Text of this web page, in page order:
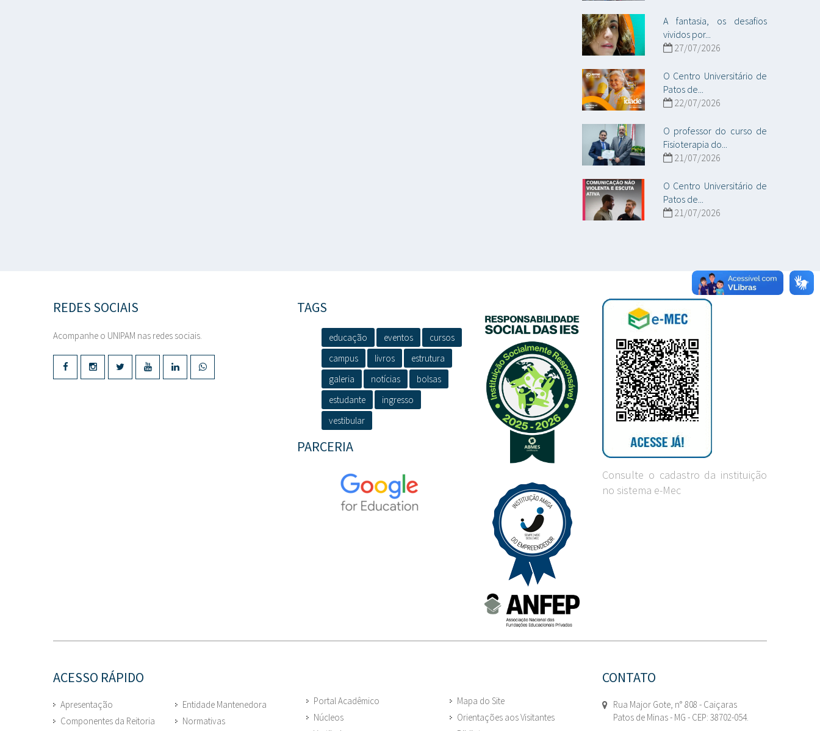
A fantasia, os desafios
vividos por...
27/07/2026
O Centro Universitário de
Patos de...
22/07/2026
O professor do curso de
Fisioterapia do...
21/07/2026
O Centro Universitário de
Patos de...
21/07/2026
REDES SOCIAIS
Acompanhe o UNIPAM nas redes sociais.
TAGS
educação eventos
cursos
campus
livros
estrutura
galeria
notícias
bolsas
estudante
ingresso
vestibular
PARCERIA
Consulte o cadastro da instituição
no sistema e-Mec
ACESSO RÁPIDO
Apresentação
Componentes da Reitoria
Entidade Mantenedora
Normativas
Portal Acadêmico
Núcleos
Mapa do Site
Orientações aos Visitantes
CONTATO
Rua Major Gote, n° 808 - Caiçaras
Patos de Minas - MG - CEP: 38702-054.